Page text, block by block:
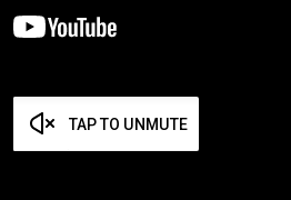
TAP TO UNMUTE